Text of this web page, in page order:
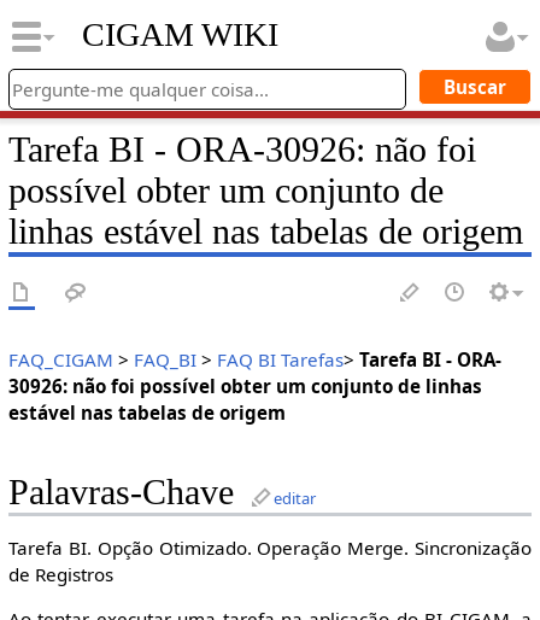
CIGAM WIKI
Tarefa BI - ORA-30926: não foi
possível obter um conjunto de
linhas estável nas tabelas de origem
FAQ_CIGAM > FAQ_BI> FAQ BI Tarefas> Tarefa BI - ORA-
30926: não foi possível obter um conjunto de linhas
estável nas tabelas de origem
Palavras-Chave editar
Tarefa BI. Opção Otimizado. Operação Merge. Sincronização
de Registros